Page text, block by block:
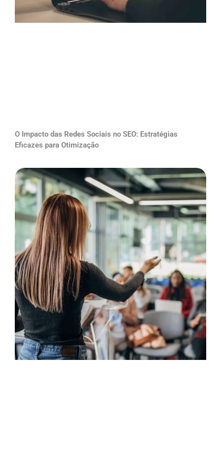
O Impacto das Redes Sociais no SEO: Estratégias
Eficazes para Otimização